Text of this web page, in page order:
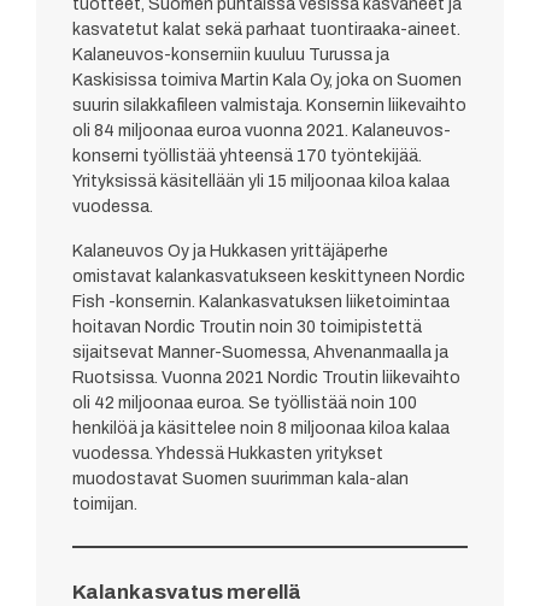
tuotteet, Suomen puhtaissa vesissä kasvaneet ja
kasvatetut kalat sekä parhaat tuontiraaka-aineet.
Kalaneuvos-konserniin kuuluu Turussa ja
Kaskisissa toimiva Martin Kala Oy, joka on Suomen
suurin silakkafileen valmistaja. Konsernin liikevaihto
oli 84 miljoonaa euroa vuonna 2021. Kalaneuvos-
konserni työllistää yhteensä 170 työntekijää.
Yrityksissä käsitellään yli 15 miljoonaa kiloa kalaa
vuodessa.
Kalaneuvos Oy ja Hukkasen yrittäjäperhe
omistavat kalankasvatukseen keskittyneen Nordic
Fish -konsernin. Kalankasvatuksen liiketoimintaa
hoitavan Nordic Troutin noin 30 toimipistettä
sijaitsevat Manner-Suomessa, Ahvenanmaalla ja
Ruotsissa. Vuonna 2021 Nordic Troutin liikevaihto
oli 42 miljoonaa euroa. Se työllistää noin 100
henkilöä ja käsittelee noin 8 miljoonaa kiloa kalaa
vuodessa. Yhdessä Hukkasten yritykset
muodostavat Suomen suurimman kala-alan
toimijan.
Kalankasvatus merellä